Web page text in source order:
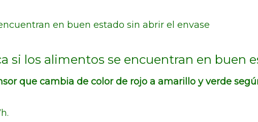
en buen estado sin abrir el envase
si los alimentos se encuentran en buen
que cambia de color de rojo a amarillo y verde